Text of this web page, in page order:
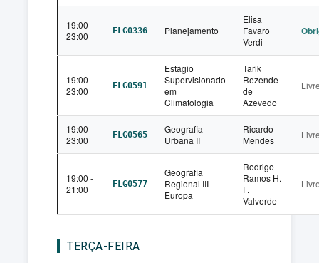
19:00 -
23:00
FLG0336 Planejamento
Elisa
Favaro
Verdi
19:00 -
23:00
FLG0591
Estágio
Supervisionado
em
Climatologia
Tarik
Rezende
de
Azevedo
19:00 -
23:00
FLG0565
Geografia
Urbana II
Ricardo
Mendes
19:00 -
21:00
FLG0577
Geografia
Regional III -
Europa
Rodrigo
Ramos H.
F.
Valverde
TERÇA-FEIRA